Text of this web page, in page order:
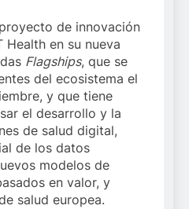
de innovación
Health en su nueva
Flagships, que se
del ecosistema el
y que tiene
el desarrollo y la
de salud digital,
de los datos
modelos de
en valor, y
salud europea.